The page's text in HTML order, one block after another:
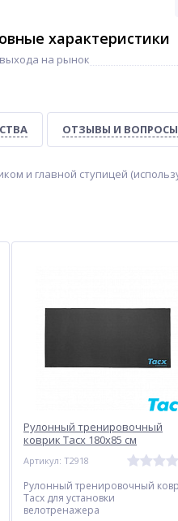
-40%
характеристики
на рынок
ОТЗЫВЫ И ВОПРОСЫ
и главной ступицей
Рулонный тренировочный
коврик Tacx 180x85 см
Артикул: T2918
Рулонный тренировочный
Tacx для установки
велотренажера